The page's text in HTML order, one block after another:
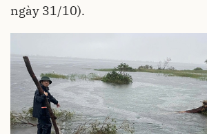
ngày 31/10).